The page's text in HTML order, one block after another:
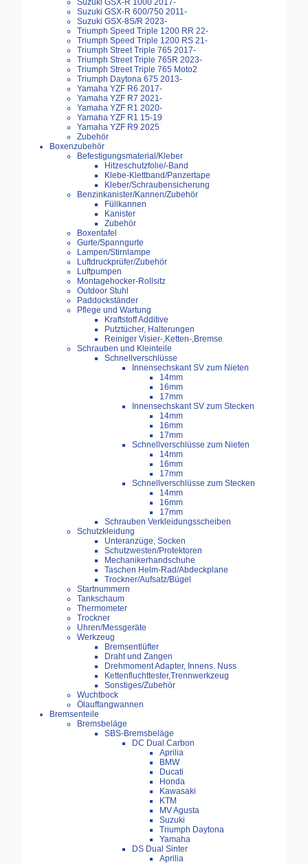
Suzuki GSX-R 1000 2017-
Suzuki GSX-R 600/750 2011-
Suzuki GSX-8S/R 2023-
Triumph Speed Triple 1200 RR 22-
Triumph Speed Triple 1200 RS 21-
Triumph Street Triple 765 2017-
Triumph Street Triple 765R 2023-
Triumph Street Triple 765 Moto2
Triumph Daytona 675 2013-
Yamaha YZF R6 2017-
Yamaha YZF R7 2021-
Yamaha YZF R1 2020-
Yamaha YZF R1 15-19
Yamaha YZF R9 2025
Zubehör
Boxenzubehör
Befestigungsmaterial/Kleber
Hitzeschutzfolie/-Band
Klebe-Klettband/Panzertape
Kleber/Schraubensicherung
Benzinkanister/Kannen/Zubehör
Füllkannen
Kanister
Zubehör
Boxentafel
Gurte/Spanngurte
Lampen/Stirnlampe
Luftdruckprüfer/Zubehör
Luftpumpen
Montagehocker-Rollsitz
Outdoor Stuhl
Paddockständer
Pflege und Wartung
Kraftstoff Additive
Putztücher, Halterungen
Reiniger Visier-,Ketten-,Bremse
Schrauben und Kleinteile
Schnellverschlüsse
Innensechskant SV zum Nieten
14mm
16mm
17mm
Innensechskant SV zum Stecken
14mm
16mm
17mm
Schnellverschlüsse zum Nieten
14mm
16mm
17mm
Schnellverschlüsse zum Stecken
14mm
16mm
17mm
Schrauben Verkleidungsscheiben
Schutzkleidung
Unteranzüge, Socken
Schutzwesten/Protektoren
Mechanikerhandschuhe
Taschen Helm-Rad/Abdeckplane
Trockner/Aufsatz/Bügel
Startnummern
Tankschaum
Thermometer
Trockner
Uhren/Messgeräte
Werkzeug
Bremsentlüfter
Draht und Zangen
Drehmoment Adapter, Innens. Nuss
Kettenfluchttester,Trennwerkzeug
Sonstiges/Zubehör
Wuchtbock
Ölauffangwannen
Bremsenteile
Bremsbeläge
SBS-Bremsbeläge
DC Dual Carbon
Aprilia
BMW
Ducati
Honda
Kawasaki
KTM
MV Agusta
Suzuki
Triumph Daytona
Yamaha
DS Dual Sinter
Aprilia